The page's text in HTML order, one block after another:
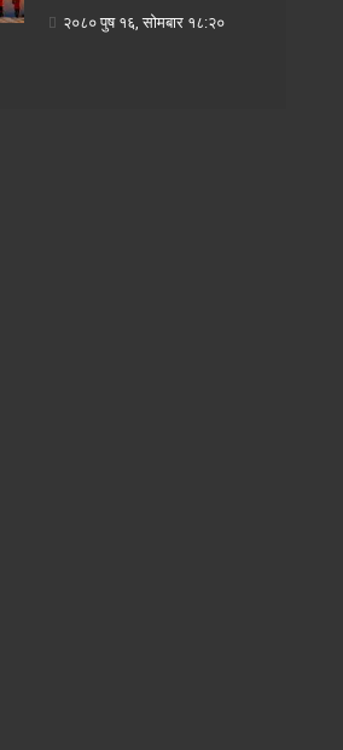
२०८० पुष १६, सोमबार १८:२०